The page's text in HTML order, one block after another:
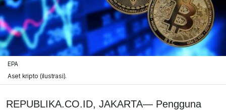
EPA
Aset kripto (ilustrasi).
REPUBLIKA.CO.ID, JAKARTA— Pengguna